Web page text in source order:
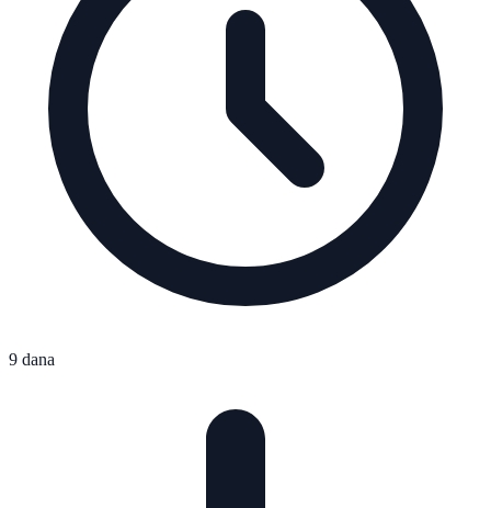
9 dana